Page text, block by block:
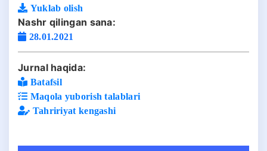
Yuklab olish
Nashr qilingan sana:
28.01.2021
Jurnal haqida:
Batafsil
Maqola yuborish talablari
Tahririyat kengashi